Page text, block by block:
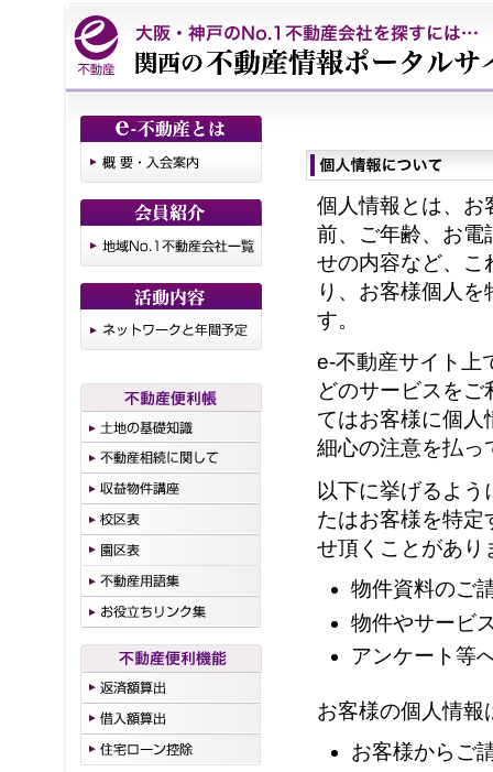
個人情報とは、お
前、ご年齢、お電
せの内容など、こ
り、お客様個人
す。
e-不動産サイト上
どのサービスを
てはお客様に個人
細心の注意を払っ
以下に挙げるよ
たはお客様を特定
せ頂くことがあり
物件資料のご
物件やサービ
アンケート等
お客様の個人情報
お客様からご